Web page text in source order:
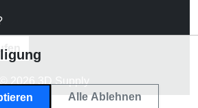
© 2026 3D Supply
Alle Ablehnen